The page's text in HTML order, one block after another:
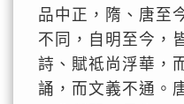
品中正，隋、唐至
不同，自明至今，
詩、賦祗尚浮華，
誦，而文義不通。